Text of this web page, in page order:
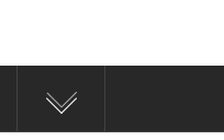
Site De